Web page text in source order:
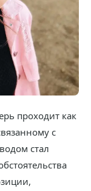
проходит как
с
стал